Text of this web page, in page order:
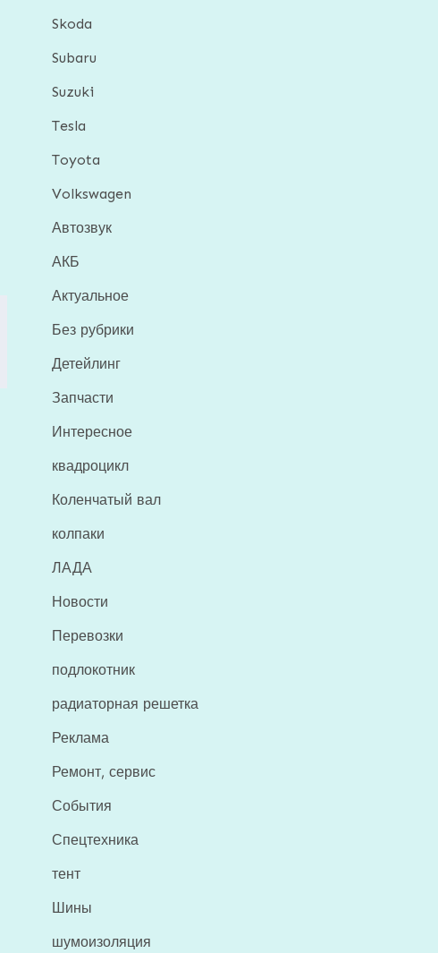
Skoda
Subaru
Suzuki
Tesla
Toyota
Volkswagen
Автозвук
АКБ
Актуальное
Без рубрики
Детейлинг
Запчасти
Интересное
квадроцикл
Коленчатый вал
колпаки
ЛАДА
Новости
Перевозки
подлокотник
радиаторная решетка
Реклама
Ремонт, сервис
События
Спецтехника
тент
Шины
шумоизоляция